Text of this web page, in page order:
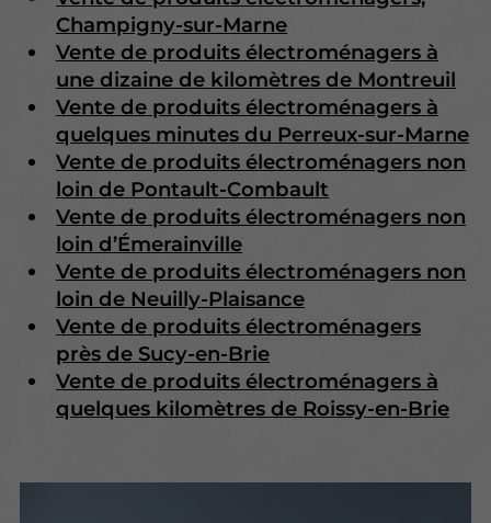
Champigny-sur-Marne
Vente de produits électroménagers à
une dizaine de kilomètres de Montreuil
Vente de produits électroménagers à
quelques minutes du Perreux-sur-Marne
Vente de produits électroménagers non
loin de Pontault-Combault
Vente de produits électroménagers non
loin d’Émerainville
Vente de produits électroménagers non
loin de Neuilly-Plaisance
Vente de produits électroménagers
près de Sucy-en-Brie
Vente de produits électroménagers à
quelques kilomètres de Roissy-en-Brie